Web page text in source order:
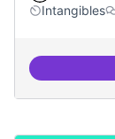
Intangibles